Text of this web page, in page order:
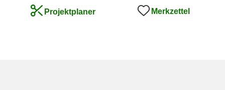
Projektplaner Merkzettel